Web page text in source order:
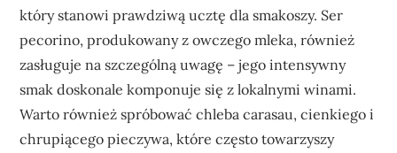
który stanowi prawdziwą ucztę dla smakoszy. Ser
pecorino, produkowany z owczego mleka, również
zasługuje na szczególną uwagę – jego intensywny
smak doskonale komponuje się z lokalnymi winami.
Warto również spróbować chleba carasau, cienkiego i
chrupiącego pieczywa, które często towarzyszy